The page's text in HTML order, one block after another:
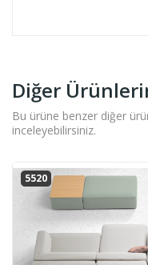
Diğer
Bu ürüne benzer diğer
inceleyebilirsiniz.